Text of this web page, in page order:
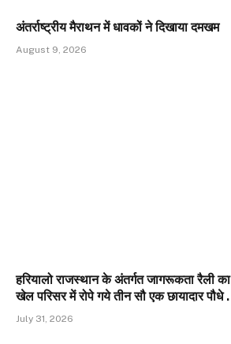
अंतर्राष्ट्रीय मैराथन में धावकों ने दिखाया दमखम
August 9, 2026
हरियालो राजस्थान के अंतर्गत जागरूकता रैली
खेल परिसर में रोपे गये तीन सौ एक छायादार पौधे .
July 31, 2026